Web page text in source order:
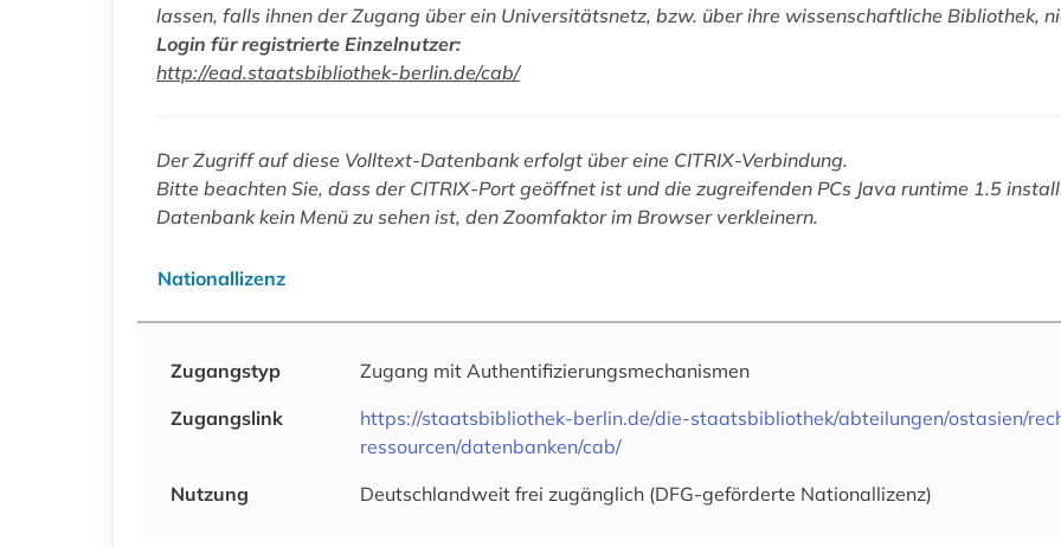
lassen, falls ihnen der Zugang über ein Universitätsnetz, bzw. über ihre wissenschaftliche Bibliothek,
Login für registrierte Einzelnutzer:
http://ead.staatsbibliothek-berlin.de/cab/
Der Zugriff auf diese Volltext-Datenbank erfolgt über eine CITRIX-Verbindung.
Bitte beachten Sie, dass der CITRIX-Port geöffnet ist und die zugreifenden PCs Java runtime 1.5
Datenbank kein Menü zu sehen ist, den Zoomfaktor im Browser verkleinern.
Nationallizenz
Zugangstyp
Zugang mit Authentifizierungsmechanismen
Zugangslink
https://staatsbibliothek-berlin.de/die-staatsbibliothek/abteilungen/ostasien/
ressourcen/datenbanken/cab/
Nutzung
Deutschlandweit frei zugänglich (DFG-geförderte Nationallizenz)